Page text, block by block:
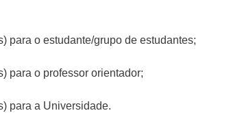
para o estudante/grupo de estudantes;
para o professor orientador;
para a Universidade.